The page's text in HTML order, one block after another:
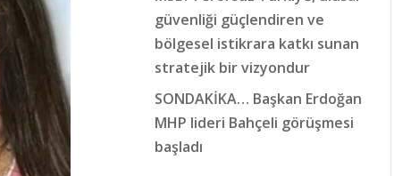
güvenliği güçlendiren ve
bölgesel istikrara katkı sunan
stratejik bir vizyondur
SONDAKİKA… Başkan Erdoğan
MHP lideri Bahçeli görüşmesi
başladı